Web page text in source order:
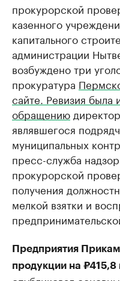
прокурорской
казенного
капитального
администрации
возбуждено три
прокуратура
сайте. Ревизия была
обращению
являвшегося
муниципальных
пресс-служба
прокурорской
получения
мелкой взятки и
Предприятия
продукции на ₽415,8